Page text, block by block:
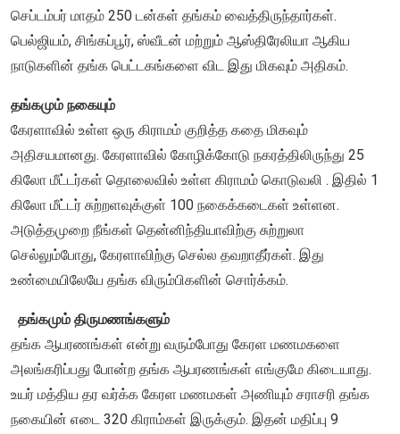
செப்டம்பர் மாதம் 250 டன்கள் தங்கம் வைத்திருந்தார்கள்.
பெல்ஜியம், சிங்கப்பூர், ஸ்வீடன் மற்றும் ஆஸ்திரேலியா ஆகிய
நாடுகளின் தங்க பெட்டகங்களை விட இது மிகவும் அதிகம்.
தங்கமும் நகையும்
கேரளாவில் உள்ள ஒரு கிராமம் குறித்த கதை மிகவும்
அதிசயமானது. கேரளாவில் கோழிக்கோடு நகரத்திலிருந்து 25
கிலோ மீட்டர்கள் தொலைவில் உள்ள கிராமம் கொடுவலி . இதில் 1
கிலோ மீட்டர் சுற்றளவுக்குள் 100 நகைக்கடைகள் உள்ளன.
அடுத்தமுறை நீங்கள் தென்னிந்தியாவிற்கு சுற்றுலா
செல்லும்போது, கேரளாவிற்கு செல்ல தவறாதீர்கள். இது
உண்மையிலேயே தங்க விரும்பிகளின் சொர்க்கம்.
தங்கமும் திருமணங்களும்
தங்க ஆபரணங்கள் என்று வரும்போது கேரள மணமகளை
அலங்கரிப்பது போன்ற தங்க ஆபரணங்கள் எங்குமே கிடையாது.
உயர் மத்திய தர வர்க்க கேரள மணமகள் அணியும் சராசரி தங்க
நகையின் எடை 320 கிராம்கள் இருக்கும். இதன் மதிப்பு 9